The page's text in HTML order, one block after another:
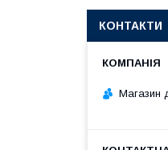
КОНТАКТИ
Магазин